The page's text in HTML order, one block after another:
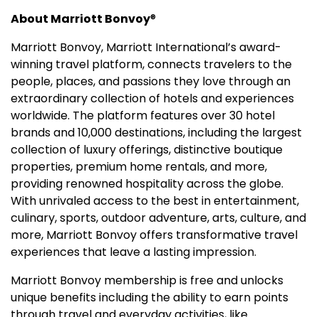
About Marriott Bonvoy®
Marriott Bonvoy, Marriott International’s award-
winning travel platform, connects travelers to the
people, places, and passions they love through an
extraordinary collection of hotels and experiences
worldwide. The platform features over 30 hotel
brands and 10,000 destinations, including the largest
collection of luxury offerings, distinctive boutique
properties, premium home rentals, and more,
providing renowned hospitality across the globe.
With unrivaled access to the best in entertainment,
culinary, sports, outdoor adventure, arts, culture, and
more, Marriott Bonvoy offers transformative travel
experiences that leave a lasting impression.
Marriott Bonvoy membership is free and unlocks
unique benefits including the ability to earn points